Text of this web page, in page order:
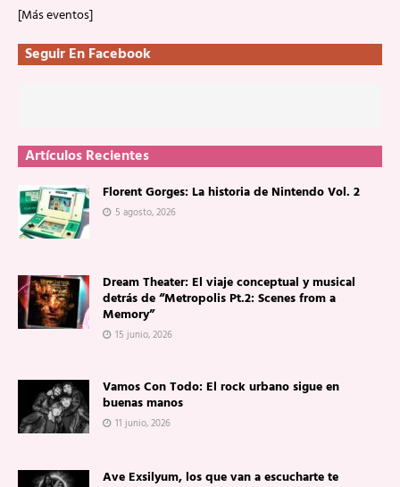
[Más eventos]
Seguir En Facebook
Artículos Recientes
Florent Gorges: La historia de Nintendo Vol. 2
5 agosto, 2026
Dream Theater: El viaje conceptual y musical
detrás de “Metropolis Pt.2: Scenes from a
Memory”
15 junio, 2026
Vamos Con Todo: El rock urbano sigue en
buenas manos
11 junio, 2026
Ave Exsilyum, los que van a escucharte te